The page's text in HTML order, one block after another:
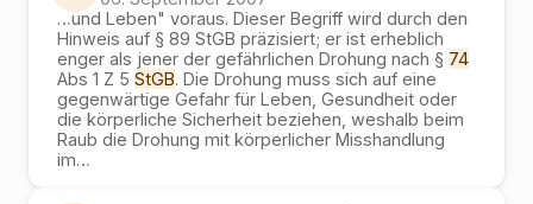
…und Leben" voraus. Dieser Begriff wird durch den
Hinweis auf § 89 StGB präzisiert; er ist erheblich
enger als jener der gefährlichen Drohung nach § 74
Abs 1 Z 5 StGB. Die Drohung muss sich auf eine
gegenwärtige Gefahr für Leben, Gesundheit oder
die körperliche Sicherheit beziehen, weshalb beim
Raub die Drohung mit körperlicher Misshandlung
im…